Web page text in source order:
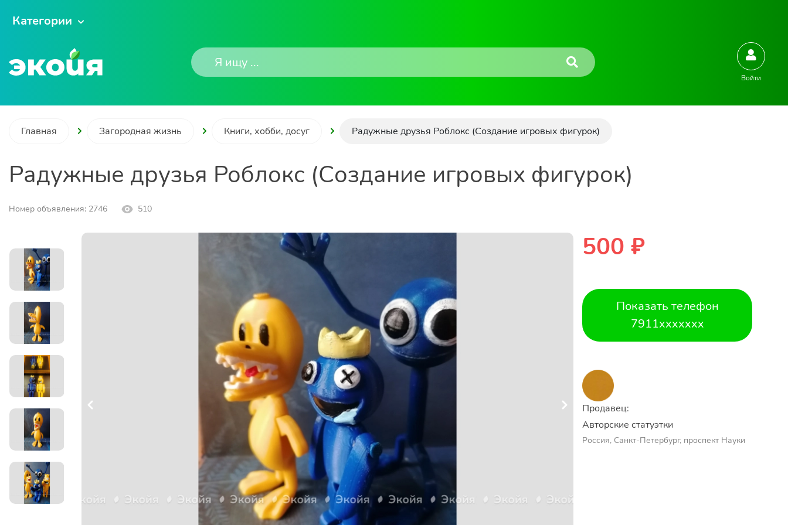
Категории
Войти
Главная Загородная жизнь Книги, хобби, досуг Радужные друзья Роблокс (Создание игровых фигурок)
Радужные друзья Роблокс (Создание игровых фигурок)
Номер объявления: 2746 510
500 ₽
Показать телефон
7911xxxxxxx
Продавец:
Авторские статуэтки
Россия, Санкт-Петербург, проспект Науки